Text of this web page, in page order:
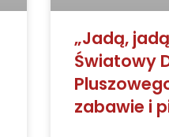
„Jadą,
Światowy
zabawie i